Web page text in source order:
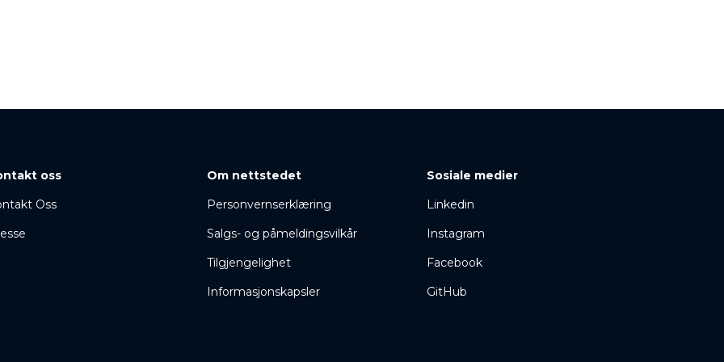
oss
Oss
Om nettstedet
Personvernserklæring
Salgs- og påmeldingsvilkår
Tilgjengelighet
Informasjonskapsler
Sosiale medier
Linkedin
Instagram
Facebook
GitHub